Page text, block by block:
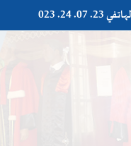
07. 24. 023